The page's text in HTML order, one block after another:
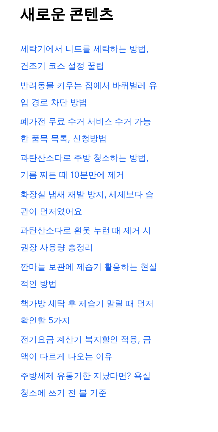
새로운 콘텐츠
세탁기에서 니트를 세탁하는 방법,
건조기 코스 설정 꿀팁
반려동물 키우는 집에서 바퀴벌레 유
입 경로 차단 방법
폐가전 무료 수거 서비스 수거 가능
한 품목 목록, 신청방법
과탄산소다로 주방 청소하는 방법,
기름 찌든 때 10분만에 제거
화장실 냄새 재발 방지, 세제보다 습
관이 먼저였어요
과탄산소다로 흰옷 누런 때 제거 시
권장 사용량 총정리
깐마늘 보관에 제습기 활용하는 현실
적인 방법
책가방 세탁 후 제습기 말릴 때 먼저
확인할 5가지
전기요금 계산기 복지할인 적용, 금
액이 다르게 나오는 이유
주방세제 유통기한 지났다면? 욕실
청소에 쓰기 전 볼 기준